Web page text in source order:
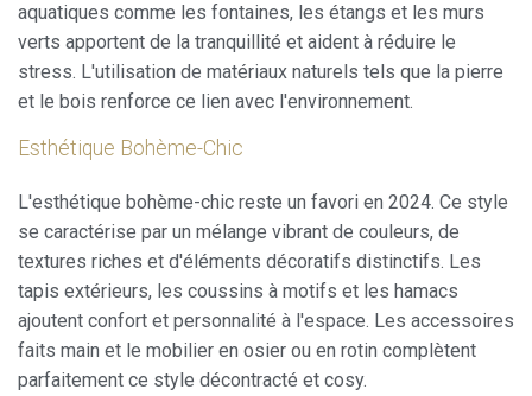
aquatiques comme les fontaines, les étangs et les murs
verts apportent de la tranquillité et aident à réduire le
stress. L'utilisation de matériaux naturels tels que la pierre
et le bois renforce ce lien avec l'environnement.
Esthétique Bohème-Chic
L'esthétique bohème-chic reste un favori en 2024. Ce style
se caractérise par un mélange vibrant de couleurs, de
textures riches et d'éléments décoratifs distinctifs. Les
tapis extérieurs, les coussins à motifs et les hamacs
ajoutent confort et personnalité à l'espace. Les accessoires
faits main et le mobilier en osier ou en rotin complètent
parfaitement ce style décontracté et cosy.